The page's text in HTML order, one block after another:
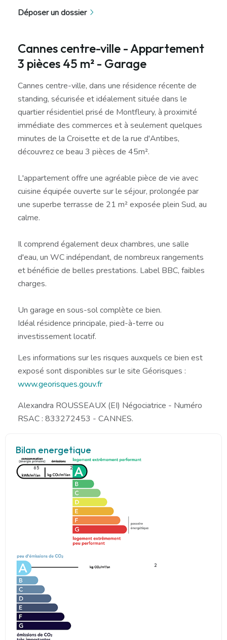
Déposer un dossier
Cannes centre-ville - Appartement
3 pièces 45 m² - Garage
Cannes centre-ville, dans une résidence récente de
standing, sécurisée et idéalement située dans le
quartier résidentiel prisé de Montfleury, à proximité
immédiate des commerces et à seulement quelques
minutes de la Croisette et de la rue d'Antibes,
découvrez ce beau 3 pièces de 45m².
L'appartement offre une agréable pièce de vie avec
cuisine équipée ouverte sur le séjour, prolongée par
une superbe terrasse de 21 m² exposée plein Sud, au
calme.
Il comprend également deux chambres, une salle
d'eau, un WC indépendant, de nombreux rangements
et bénéficie de belles prestations. Label BBC, faibles
charges.
Un garage en sous-sol complète ce bien.
Idéal résidence principale, pied-à-terre ou
investissement locatif.
Les informations sur les risques auxquels ce bien est
exposé sont disponibles sur le site Géorisques :
www.georisques.gouv.fr
Alexandra ROUSSEAUX (EI) Négociatrice - Numéro
RSAC : 833272453 - CANNES.
Bilan energetique
65 2
2